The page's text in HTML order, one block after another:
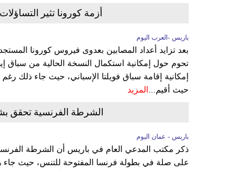
أزمة كورونا تثير
باريس -العرب اليوم
تحوم حول إمكانية استكمال النسخة الحالية من سباق
إمكانية إقامة سباق فويلتا الإسباني، حيث جاء ذلك
حيث أقيم... المزيد
الشرطة الفرنسية تحقق
باريس - عمان اليوم
ذكر مكتب المدعي العام في باريس أن الشرطة
على صلة في بطولة فرنسا المفتوحة للتنس، حيث